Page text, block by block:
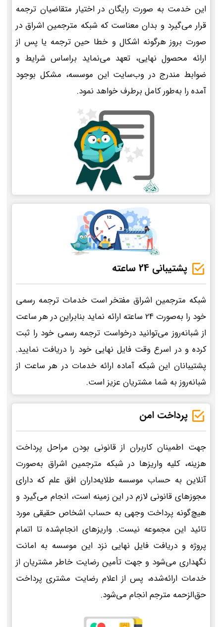
این خدمت به صورت رایگان در اختیار متقاضیان ترجمه
قرار می‌گیرد و بدان معناست که شبکه مترجمین اشراق در
صورت بروز هرگونه اشکال و خطا حین ترجمه یا پس از
ارائه محصول نهایی، تعهد می‌نماید براساس شرایط و
ضوابط مندرج در وب‌سایت این موسسه، مشکل بوجود
آمده را به‌طور کامل برطرف خواهد نمود.
پشتیبانی 24 ساعته
شبکه مترجمین اشراق مفتخر است خدمات ترجمه رسمی
خود را به‌صورت 24 ساعته ارائه نماید بنابراین در هر ساعت
از شبانه‌روز می‌توانید درخواست ترجمه رسمی خود را ثبت
کرده و در اسرع وقت فایل نهایی خود را دریافت نمایید.
پشتیبانان این شبکه آماده ارائه خدمات در هر ساعت از
شبانه‌روز به شما مشتریان عزیز است.
پرداخت امن
جهت اطمینان کاربران از قانونی بودن مراحل پرداخت
هزینه، کلیه واریزها در شبکه مترجمین اشراق به‌صورت
آنلاین به حساب موسسه طلایه‌داران افق علم که دارای
مجوزهای قانونی لازم در این زمینه است، انجام می‌گیرد و
هیچ‌گونه پرداخت وجهی به حساب اشخاص حقیقی مورد
تائید این مجموعه نیست. واریزهای انجام‌شده تا اتمام
پروژه و دریافت فایل نهایی نزد این موسسه به امانت
نگهداری می‌شود و جهت تأمین رضایت خاطر مشتریان از
خدمات ارائه‌شده، پس از اعلام رضایت مشتری پرداخت
حق‌الزحمه مترجم انجام می‌شود.